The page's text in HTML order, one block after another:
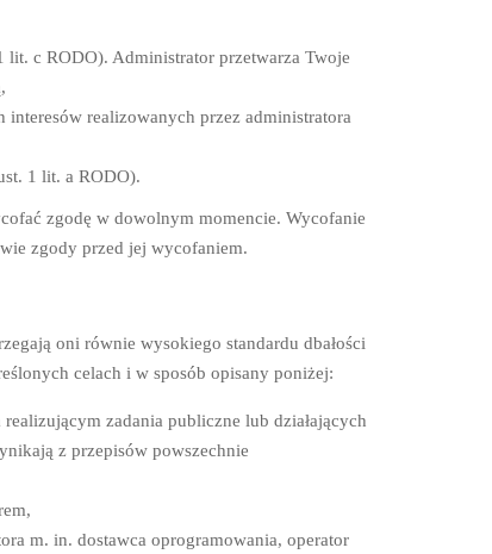
lit. c RODO). Administrator przetwarza Twoje
realizowanych przez administratora
1 lit. a RODO).
zgodę w dowolnym momencie. Wycofanie
zgody przed jej wycofaniem.
oni równie wysokiego standardu dbałości
celach i w sposób opisany poniżej:
zadania publiczne lub działających
z przepisów powszechnie
m. in. dostawca oprogramowania, operator